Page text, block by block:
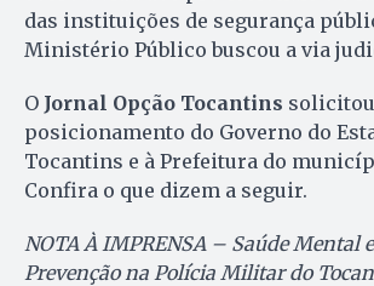
das instituições de segurança
Ministério Público buscou a via
O Jornal Opção Tocantins solicitou
posicionamento do Governo do
Tocantins e à Prefeitura do
Confira o que dizem a seguir.
NOTA À IMPRENSA – Saúde Mental
Prevenção na Polícia Militar do